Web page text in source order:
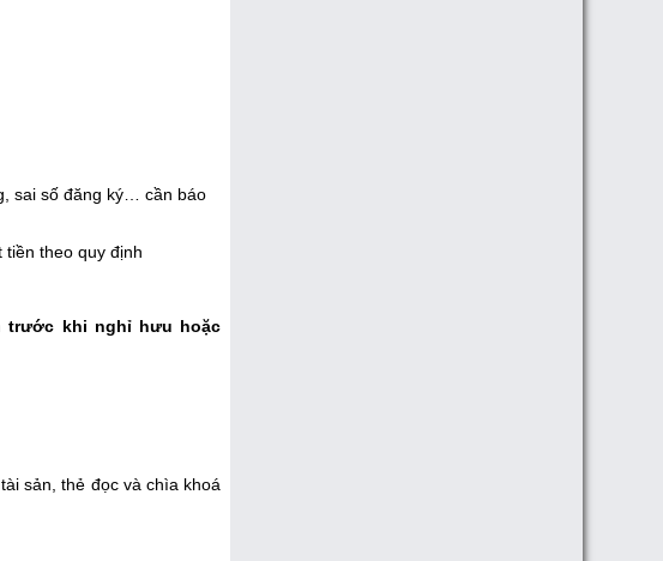
sai số đăng ký… cần báo
theo quy định
trước khi nghỉ hưu hoặc
sản, thẻ đọc và chìa khoá